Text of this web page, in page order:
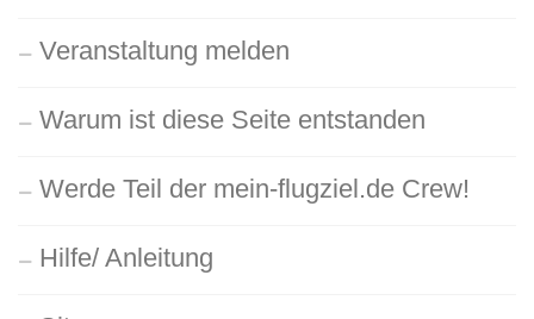
Veranstaltung melden
Warum ist diese Seite entstanden
Werde Teil der mein-flugziel.de Crew!
Hilfe/ Anleitung